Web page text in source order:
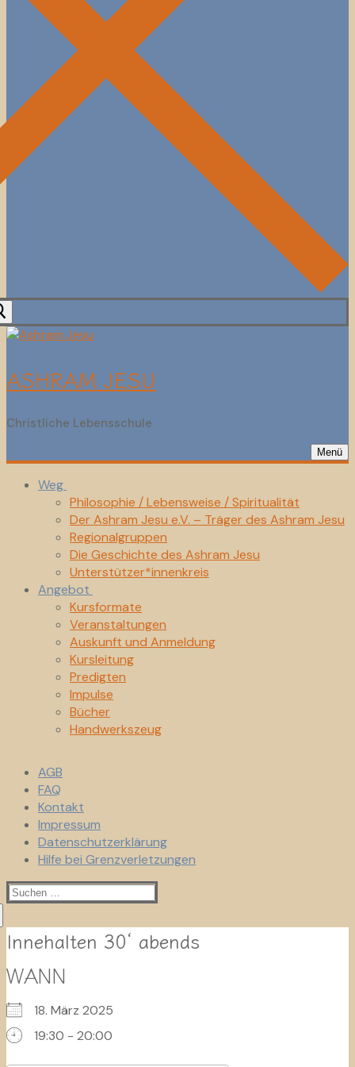
ASHRAM JESU
Christliche Lebensschule
Menü
Weg
Philosophie / Lebensweise / Spiritualität
Der Ashram Jesu e.V. – Träger des Ashram Jesu
Regionalgruppen
Die Geschichte des Ashram Jesu
Unterstützer*innenkreis
Angebot
Kursformate
Veranstaltungen
Auskunft und Anmeldung
Kursleitung
Predigten
Impulse
Bücher
Handwerkszeug
AGB
FAQ
Kontakt
Impressum
Datenschutzerklärung
Hilfe bei Grenzverletzungen
Suchen
nach:
Innehalten 30‘ abends
WANN
18. März 2025
19:30 - 20:00